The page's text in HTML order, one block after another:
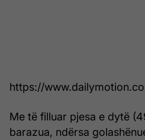
https://
Me të filluar pjesa e dytë
barazua, ndërsa